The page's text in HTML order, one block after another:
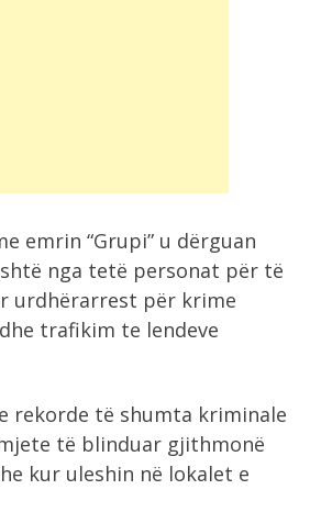
emrin “Grupi” u dërguan
nga tetë personat për të
urdhërarrest për krime
trafikim te lendeve
rekorde të shumta kriminale
të blinduar gjithmonë
kur uleshin në lokalet e